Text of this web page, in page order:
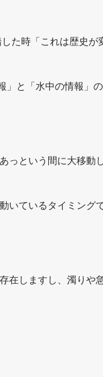
た時「これは歴史が
」と「水中の情報」
っという間に大移動
いているタイミング
在しますし、濁りや